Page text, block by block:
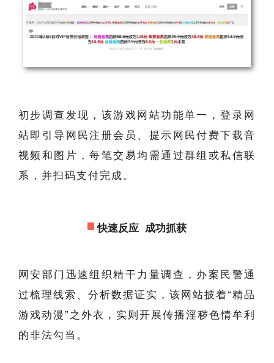
初步调查发现，该游戏网站功能单一，登录网
站即引导网民注册会员、提示网民付费下载音
视频和图片，每笔交易均需通过群组或私信联
系，并扫码支付完成。
快速反应 成功抓获
网安部门迅速组织精干力量调查，办案民警通
过梳理线索、分析数据证实，该网站披着“精品
游戏动漫”之外衣，实则开展传播淫秽色情牟利
的非法勾当。